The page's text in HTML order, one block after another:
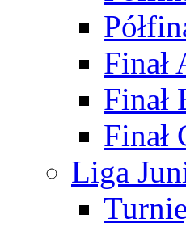
Finał
Finał
Finał
Liga